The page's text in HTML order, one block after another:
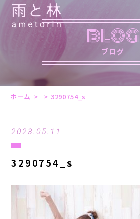
BLOG
ブログ
ホーム 3290754_s
2023.05.11
3290754_s